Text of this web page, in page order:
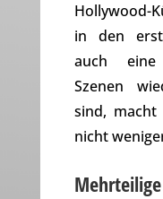
Hollywood-
in den
auch eine
Szenen
sind,
nicht